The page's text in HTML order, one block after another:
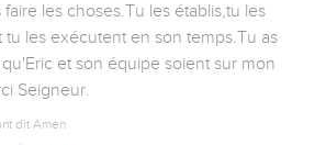
faire les choses.Tu les établis,tu les
tu les exécutent en son temps.Tu as
et son équipe soient sur mon
Seigneur.
dit Amen